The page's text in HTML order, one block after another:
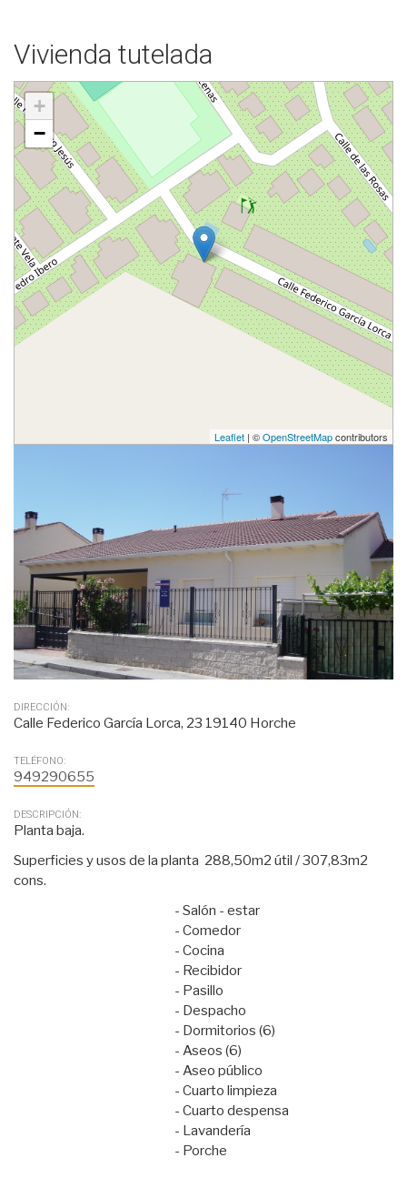
Vivienda tutelada
+
−
Leaflet | ©OpenStreetMapcontributors
DIRECCIÓN:
Calle Federico García Lorca, 23 19140 Horche
TELÉFONO:
949290655
DESCRIPCIÓN:
Planta baja.
Superficies y usos de la planta 288,50m2 útil / 307,83m2
cons.
- Salón - estar
- Comedor
- Cocina
- Recibidor
- Pasillo
- Despacho
- Dormitorios (6)
- Aseos (6)
- Aseo público
- Cuarto limpieza
- Cuarto despensa
- Lavandería
- Porche